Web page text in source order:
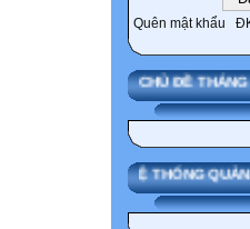
Quên mật khẩu
CHỦ ĐỀ
SMAS HỆ THỐNG